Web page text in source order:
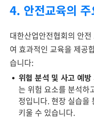
4. 안전교육의
대한산업안전협회의 안
여 효과적인 교육을 제공
습니다:
위험 분석 및 사고 예
는 위험 요소를 분석하
정입니다. 현장 실습을
키울 수 있습니다.